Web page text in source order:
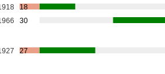
18
30
27